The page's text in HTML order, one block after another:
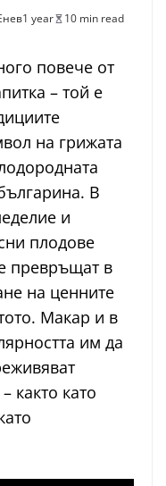
1 year
10 min read
повече от
– той е
на грижата
В
и
плодове
превръщат в
на ценните
Макар и в
им да
както като